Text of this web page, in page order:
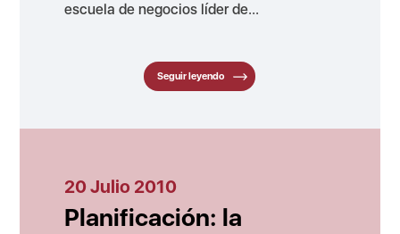
escuela de negocios líder de...
Seguir leyendo
20 Julio 2010
Planificación: la